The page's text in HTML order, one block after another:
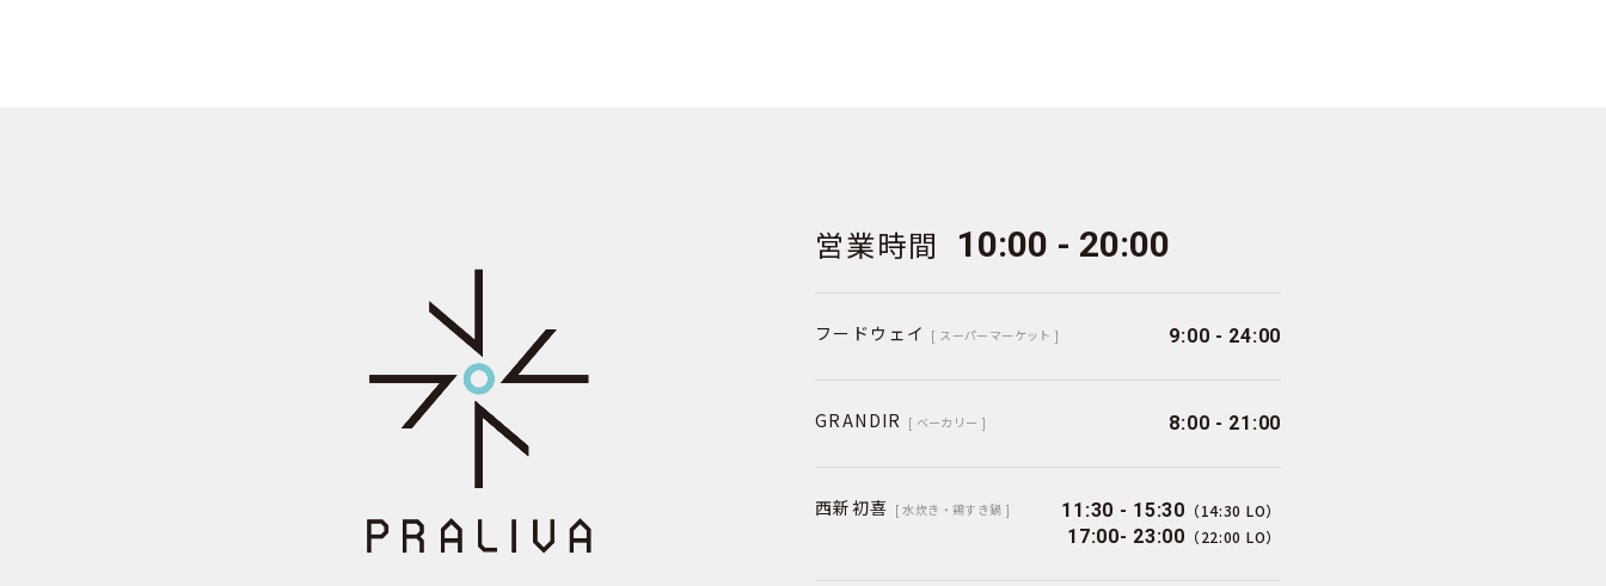
営業時間 10:00 - 20:00
フードウェイ [ スーパーマーケット ] 9:00 - 24:00
GRANDIR [ ベーカリー ] 8:00 - 21:00
西新初喜 [ 水炊き・鶏すき鍋 ] 11:30 - 15:30 （14:30 LO）
17:00- 23:00 （22:00 LO）